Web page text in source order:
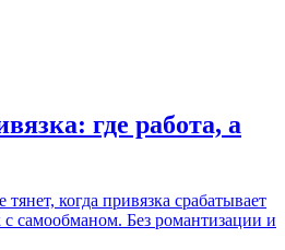
где работа, а
когда привязка срабатывает
самообманом. Без романтизации и